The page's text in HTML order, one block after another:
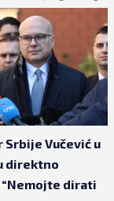
Srbije Vučević u
direktno
dirati